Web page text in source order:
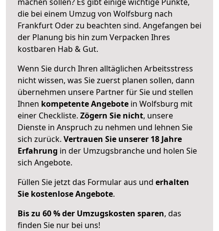
die bei einem Umzug von Wolfsburg nach
Frankfurt Oder zu beachten sind. Angefangen bei
der Planung bis hin zum Verpacken Ihres
kostbaren Hab & Gut.
Wenn Sie durch Ihren alltäglichen Arbeitsstress
nicht wissen, was Sie zuerst planen sollen, dann
übernehmen unsere Partner für Sie und stellen
Ihnen kompetente Angebote in Wolfsburg mit
einer Checkliste. Zögern Sie nicht, unsere
Dienste in Anspruch zu nehmen und lehnen Sie
sich zurück. Vertrauen Sie unserer 18 Jahre
Erfahrung in der Umzugsbranche und holen Sie
sich Angebote.
Füllen Sie jetzt das Formular aus und erhalten
Sie kostenlose Angebote.
Bis zu 60 % der Umzugskosten sparen, das
finden Sie nur bei uns!